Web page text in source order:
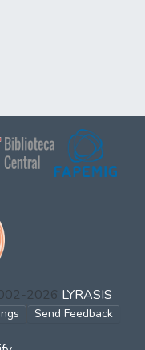
2026 LYRASIS
Send Feedback